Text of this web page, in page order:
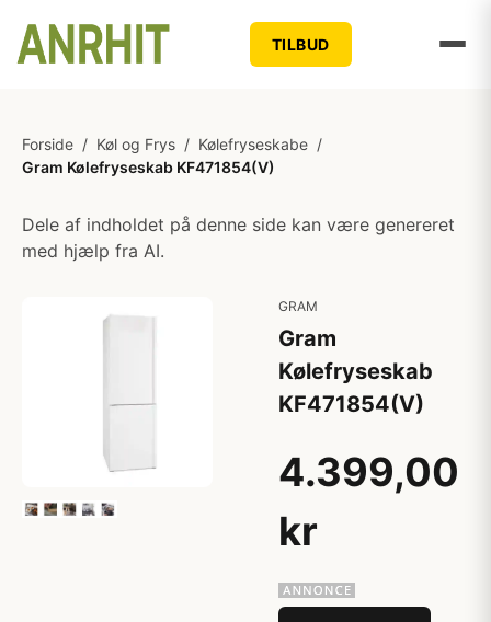
TILBUD
Forside / Køl og Frys / Kølefryseskabe /
Gram Kølefryseskab KF471854(V)
Dele af indholdet på denne side kan være genereret
med hjælp fra AI.
GRAM
Gram
Kølefryseskab
KF471854(V)
4.399,00
kr